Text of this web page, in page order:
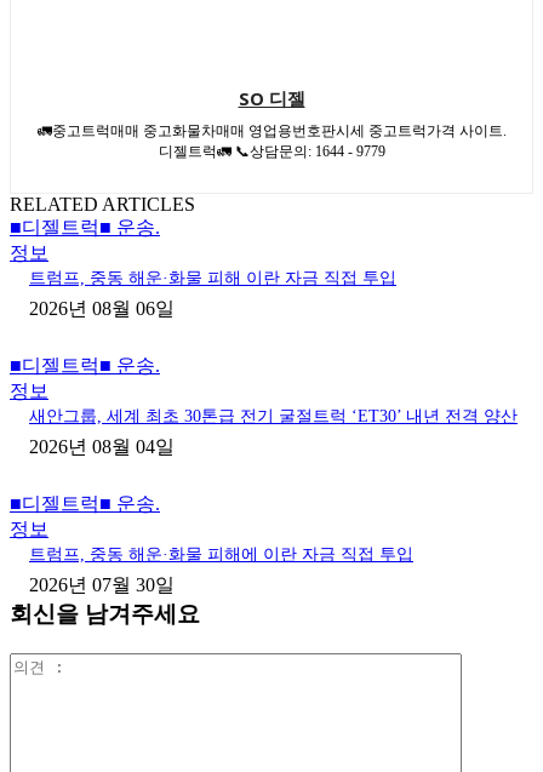
SO 디젤
🚛중고트럭매매 중고화물차매매 영업용번호판시세 중고트럭가격 사이트.
디젤트럭🚛 📞상담문의: 1644 - 9779
RELATED ARTICLES
■디젤트럭■ 운송.
정보
트럼프, 중동 해운·화물 피해 이란 자금 직접 투입
2026년 08월 06일
■디젤트럭■ 운송.
정보
새안그룹, 세계 최초 30톤급 전기 굴절트럭 ‘ET30’ 내년 전격 양산
2026년 08월 04일
■디젤트럭■ 운송.
정보
트럼프, 중동 해운·화물 피해에 이란 자금 직접 투입
2026년 07월 30일
회신을 남겨주세요